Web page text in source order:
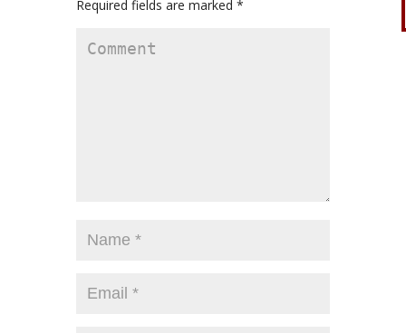
Required fields are marked *